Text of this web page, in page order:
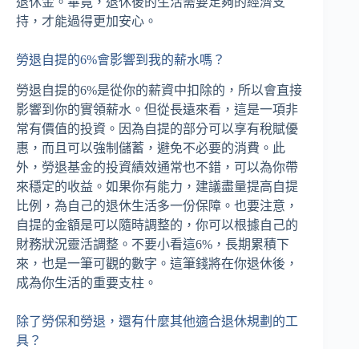
持，才能過得更加安心。
勞退自提的6%會影響到我的薪水嗎？
勞退自提的6%是從你的薪資中扣除的，所以會直接
影響到你的實領薪水。但從長遠來看，這是一項非
常有價值的投資。因為自提的部分可以享有稅賦優
惠，而且可以強制儲蓄，避免不必要的消費。此
外，勞退基金的投資績效通常也不錯，可以為你帶
來穩定的收益。如果你有能力，建議盡量提高自提
比例，為自己的退休生活多一份保障。也要注意，
自提的金額是可以隨時調整的，你可以根據自己的
財務狀況靈活調整。不要小看這6%，長期累積下
來，也是一筆可觀的數字。這筆錢將在你退休後，
成為你生活的重要支柱。
除了勞保和勞退，還有什麼其他適合退休規劃的工
具？